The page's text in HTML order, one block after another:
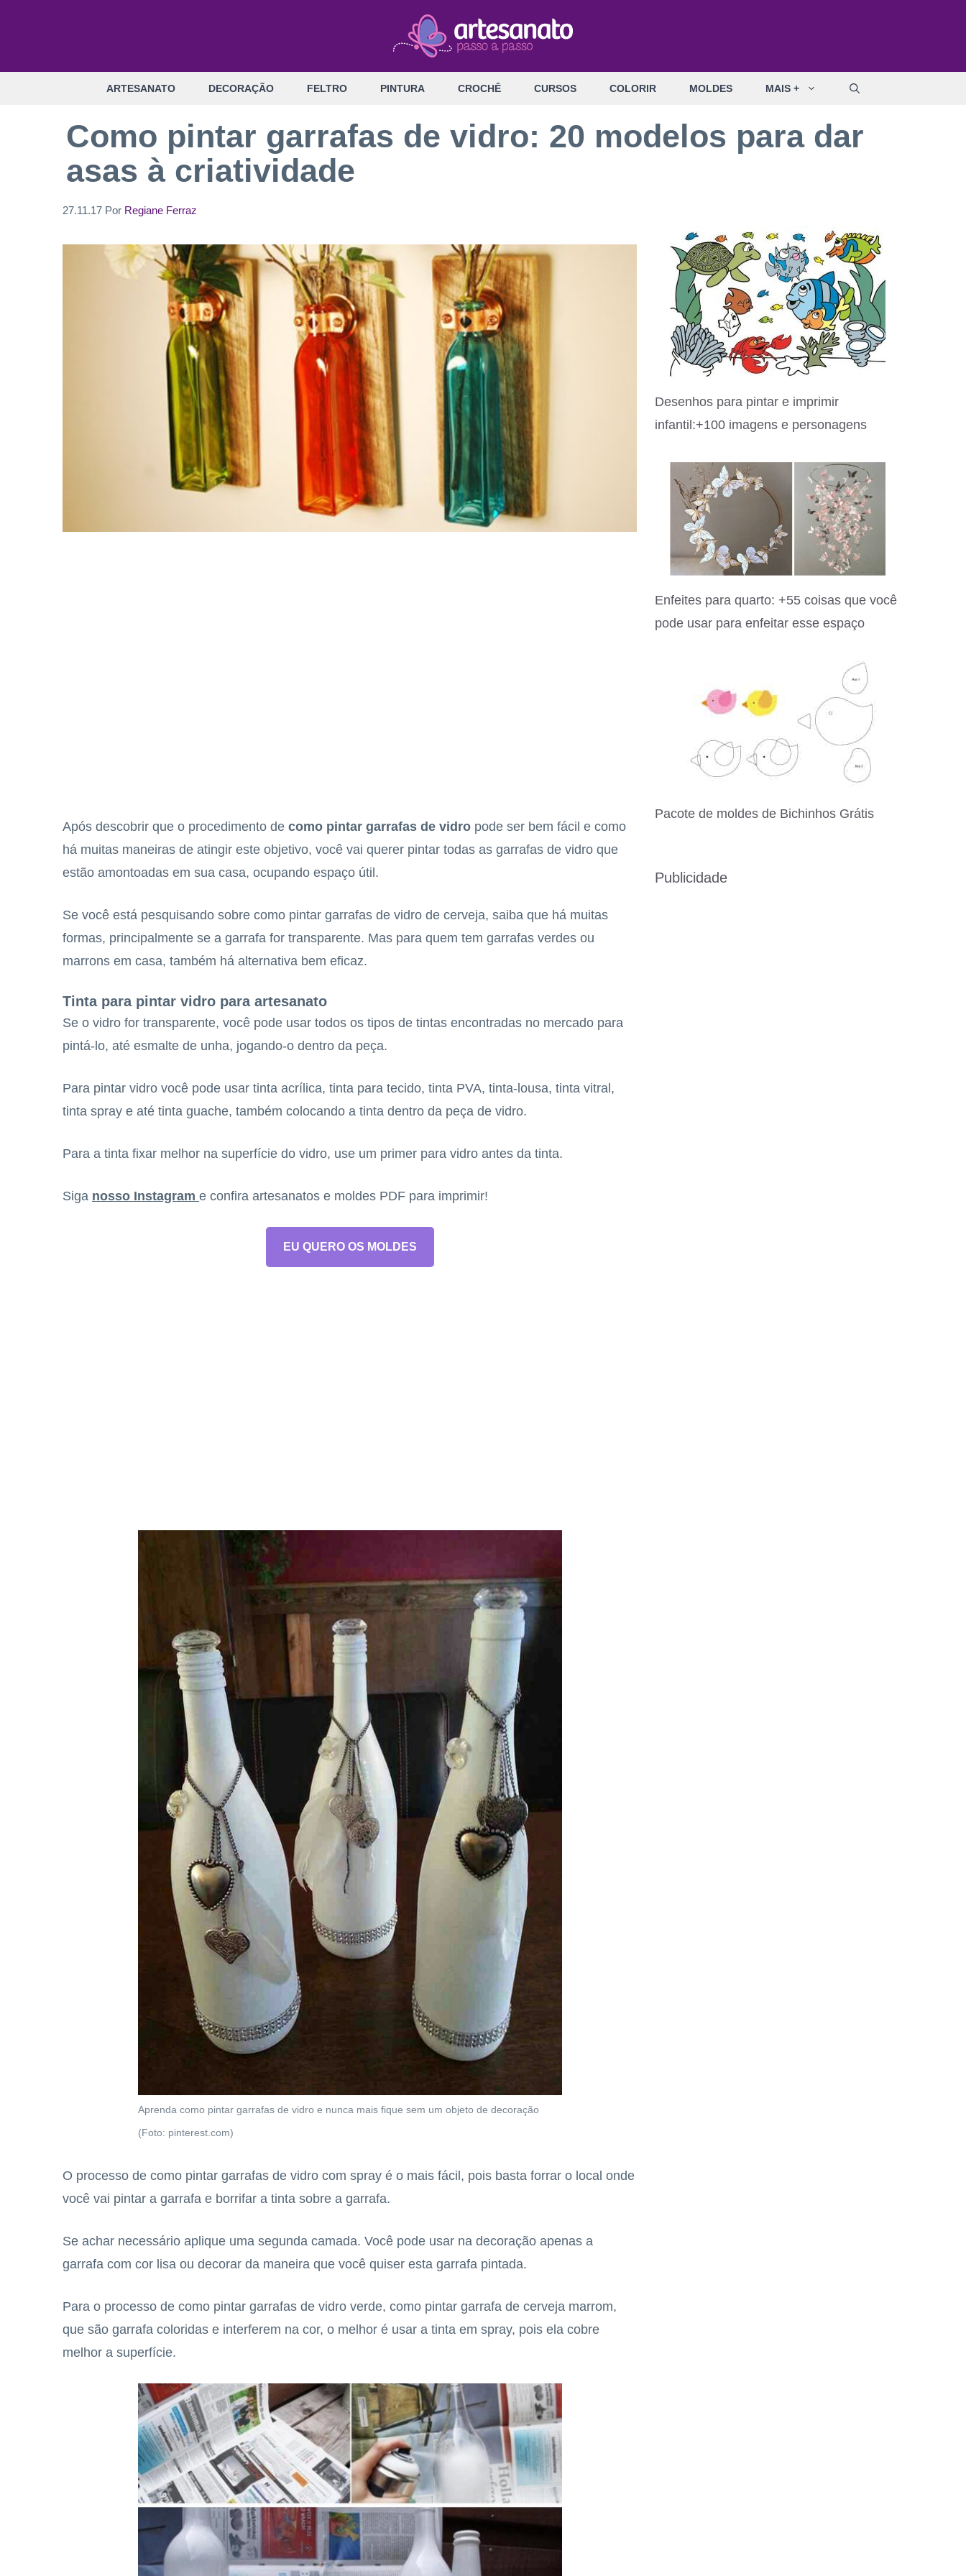
ARTESANATO DECORAÇÃO FELTRO PINTURA CROCHÊ CURSOS COLORIR MOLDES MAIS +
Como pintar garrafas de vidro: 20 modelos para dar
asas à criatividade
27.11.17 Por Regiane Ferraz
Após descobrir que o procedimento de como pintar garrafas de vidro pode ser bem fácil e como
há muitas maneiras de atingir este objetivo, você vai querer pintar todas as garrafas de vidro que
estão amontoadas em sua casa, ocupando espaço útil.
Se você está pesquisando sobre como pintar garrafas de vidro de cerveja, saiba que há muitas
formas, principalmente se a garrafa for transparente. Mas para quem tem garrafas verdes ou
marrons em casa, também há alternativa bem eficaz.
Tinta para pintar vidro para artesanato
Se o vidro for transparente, você pode usar todos os tipos de tintas encontradas no mercado para
pintá-lo, até esmalte de unha, jogando-o dentro da peça.
Para pintar vidro você pode usar tinta acrílica, tinta para tecido, tinta PVA, tinta-lousa, tinta vitral,
tinta spray e até tinta guache, também colocando a tinta dentro da peça de vidro.
Para a tinta fixar melhor na superfície do vidro, use um primer para vidro antes da tinta.
Siga nosso Instagram e confira artesanatos e moldes PDF para imprimir!
EU QUERO OS MOLDES
Aprenda como pintar garrafas de vidro e nunca mais fique sem um objeto de decoração
(Foto: pinterest.com)
O processo de como pintar garrafas de vidro com spray é o mais fácil, pois basta forrar o local onde
você vai pintar a garrafa e borrifar a tinta sobre a garrafa.
Se achar necessário aplique uma segunda camada. Você pode usar na decoração apenas a
garrafa com cor lisa ou decorar da maneira que você quiser esta garrafa pintada.
Para o processo de como pintar garrafas de vidro verde, como pintar garrafa de cerveja marrom,
que são garrafa coloridas e interferem na cor, o melhor é usar a tinta em spray, pois ela cobre
melhor a superfície.
Desenhos para pintar e imprimir
infantil:+100 imagens e personagens
Enfeites para quarto: +55 coisas que você
pode usar para enfeitar esse espaço
Pacote de moldes de Bichinhos Grátis
Publicidade